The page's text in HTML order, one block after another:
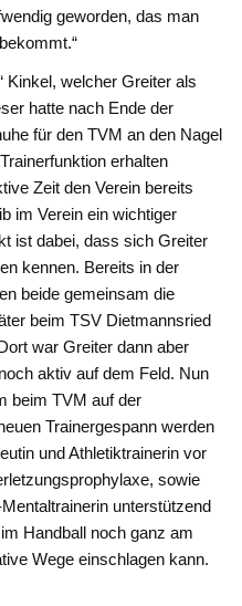
geworden, das man
Kinkel, welcher Greiter als
hatte nach Ende der
für den TVM an den Nagel
erhalten
Zeit den Verein bereits
im Verein ein wichtiger
ist dabei, dass sich Greiter
kennen. Bereits in der
beide gemeinsam die
beim TSV Dietmannsried
war Greiter dann aber
aktiv auf dem Feld. Nun
beim TVM auf der
Trainergespann werden
und Athletiktrainerin vor
sowie
unterstützend
Handball noch ganz am
Wege einschlagen kann.